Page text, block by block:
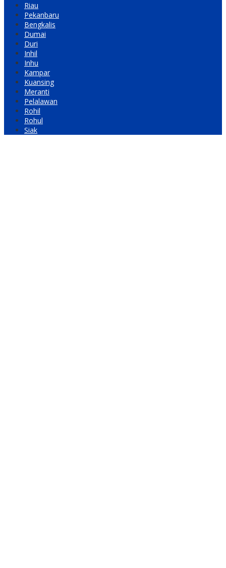
Riau
Pekanbaru
Bengkalis
Dumai
Duri
Inhil
Inhu
Kampar
Kuansing
Meranti
Pelalawan
Rohil
Rohul
Siak